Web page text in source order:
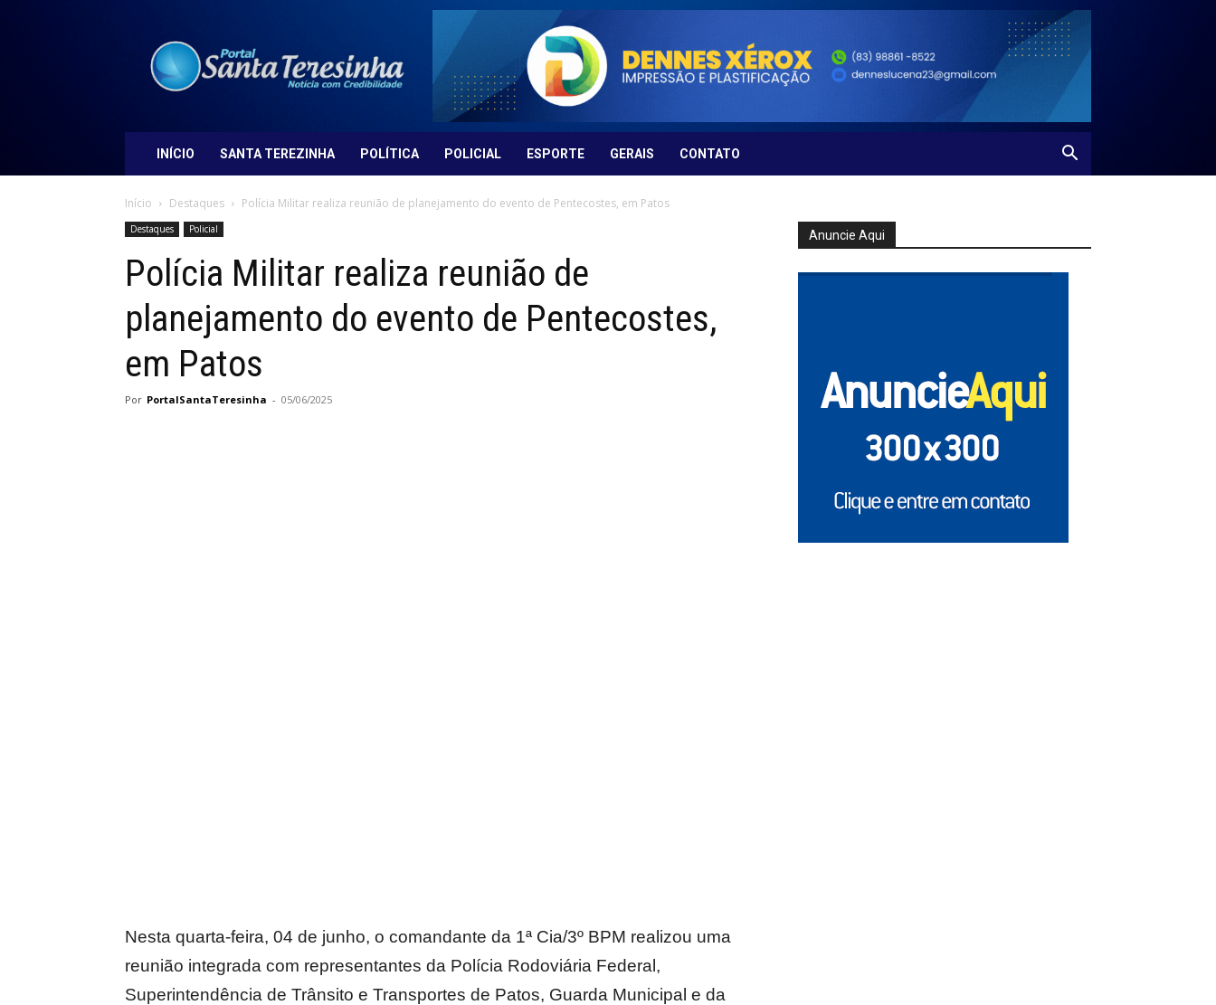
Santa
Teresinha
INÍCIO SANTA TEREZINHA POLÍTICA POLICIAL ESPORTE GERAIS CONTATO
Início Destaques Polícia Militar realiza reunião de planejamento do evento de Pentecostes, em Patos
Destaques Policial
Polícia Militar realiza reunião de
planejamento do evento de Pentecostes,
em Patos
Por PortalSantaTeresinha - 05/06/2025
Nesta quarta-feira, 04 de junho, o comandante da 1ª Cia/3º BPM realizou uma
reunião integrada com representantes da Polícia Rodoviária Federal,
Superintendência de Trânsito e Transportes de Patos, Guarda Municipal e da
Anuncie Aqui